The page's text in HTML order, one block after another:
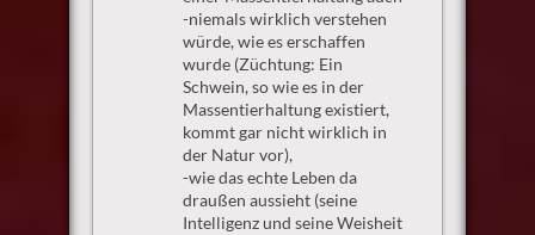
-niemals wirklich verstehen
würde, wie es erschaffen
wurde (Züchtung: Ein
Schwein, so wie es in der
Massentierhaltung existiert,
kommt gar nicht wirklich in
der Natur vor),
-wie das echte Leben da
draußen aussieht (seine
Intelligenz und seine Weisheit